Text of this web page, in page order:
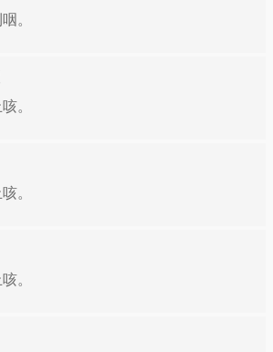
克 枇杷叶11.3克（去毛） 百合18.8
麻芝糊18.8克 鱼腥草18.8克（后
，渣以水3碗半煎8分，早晚各服1
皮炎
养心安神，养颜润肤 做法：百合粉
净，加清水适量共煮粥，熟时加入
润肺止咳 做法：鸭肉200克洗净，
毫升，煮至鸭肉熟，加入盐适量
。
。
。
。